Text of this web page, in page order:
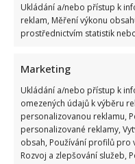
Ukládání a/nebo přístup k
reklam, Měření výkonu
prostřednictvím statistik
Marketing
Ukládání a/nebo přístup k
omezených údajů k výběru
personalizovanou reklamu,
personalizované reklamy,
obsah, Používání profilů pro
Rozvoj a zlepšování služeb,
Petr Kotvald má
z oka vypadla.
Iveta Kohoutová
Dcera Petra Kotvalda
Viktorie je s ním však
VíceRead
more
about
Petr